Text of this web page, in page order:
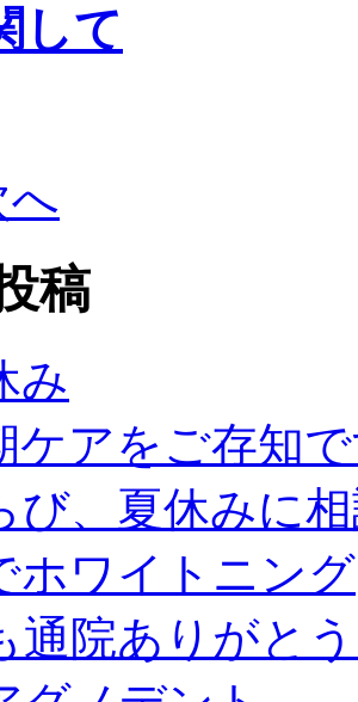
して
へ
稿
み
ケアをご存知
び、夏休みに
ホワイトニング
通院ありがと